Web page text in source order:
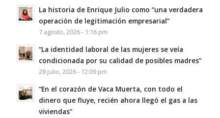
La historia de Enrique Julio como “una verdadera
operación de legitimación empresarial”
7 agosto, 2026 - 1:16 pm
“La identidad laboral de las mujeres se veía
condicionada por su calidad de posibles madres”
28 julio, 2026 - 12:09 pm
“En el corazón de Vaca Muerta, con todo el
dinero que fluye, recién ahora llegó el gas a las
viviendas”